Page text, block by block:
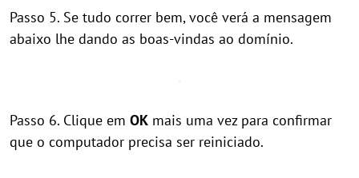
Passo 5. Se tudo correr bem, você verá a mensagem
abaixo lhe dando as boas-vindas ao domínio.
Passo 6. Clique em OK mais uma vez para confirmar
que o computador precisa ser reiniciado.